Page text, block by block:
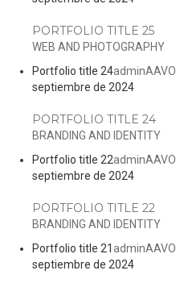
PORTFOLIO TITLE 25
WEB AND PHOTOGRAPHY
Portfolio title 24adminAAVO
septiembre de 2024
PORTFOLIO TITLE 24
BRANDING AND IDENTITY
Portfolio title 22adminAAVO
septiembre de 2024
PORTFOLIO TITLE 22
BRANDING AND IDENTITY
Portfolio title 21 adminAAVO
septiembre de 2024